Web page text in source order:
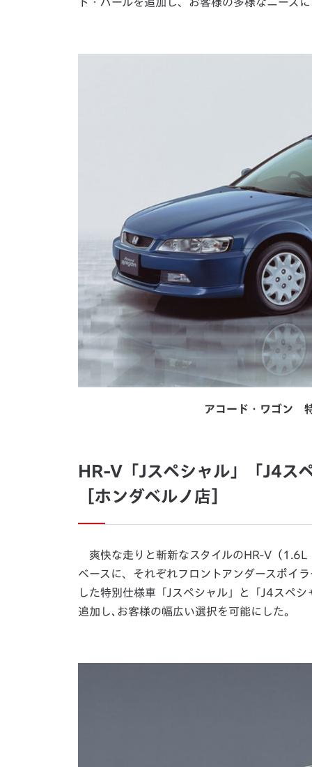
アコード・ワゴン
HR-V「Jスペシャル」「J4ス
［ホンダベルノ店］
爽快な走りと斬新なスタイルのHR-V（
ベースに、それぞれフロントアンダースポイ
した特別仕様車「Jスペシャル」と「J4スペ
追加し､お客様の幅広い選択を可能にした。